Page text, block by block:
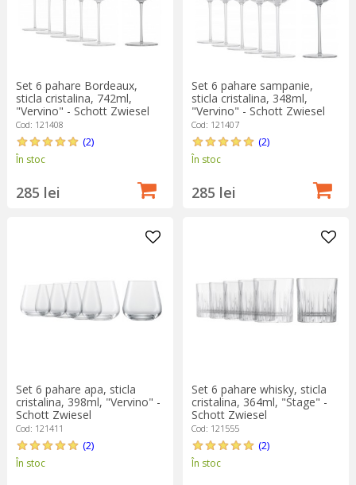
Set 6 pahare Bordeaux,
sticla cristalina, 742ml,
"Vervino" - Schott Zwiesel
Cod: 121408
(2)
În stoc
285 lei
Set 6 pahare sampanie,
sticla cristalina, 348ml,
"Vervino" - Schott Zwiesel
Cod: 121407
(2)
În stoc
285 lei
Set 6 pahare apa, sticla
cristalina, 398ml, "Vervino" -
Schott Zwiesel
Cod: 121411
(2)
În stoc
Set 6 pahare whisky, sticla
cristalina, 364ml, "Stage" -
Schott Zwiesel
Cod: 121555
(2)
În stoc